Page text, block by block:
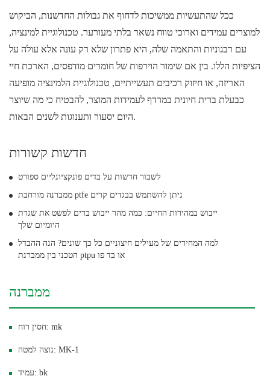
ככל שהתעשיות ממשיכות לדחוף את גבולות החדשנות, הביקוש
למוצרים עמידים וארוכי טווח נשאר בלתי מעורער. טכנולוגיית למינציה,
עם רבגוניות והתאמה שלה, היא פתרון שלא רק עונה אלא עולה על
הציפיות הללו. בין אם שימור הוירפות של חומרים מודפסים, הארכת חיי
האריזה, או חיזוק רכיבים תעשייתיים, טכנולוגיית הלמינציה מופיעה
כבעלת ברית חיונית במרדף לעמידות המוצר, להבטיח כי מה שיוצר
היום יסעור ותענוגות לשנים הבאות.
חדשות קשורות
לשבור חדשות על בדים פונקציונליים ספורט
ממברנה מורחבת ptfe ניתן להשתמש בבגדים קרים
ייבוש במהירות החיים: כמה מהר ייבוש בדים לפשט את שגרת
היומיום שלך
למה המחירים של מעילים חיצוניים כל כך שונים? הנה ההבדל
הטכני בין ממברנת ptpu או בד פו
ממברנה
חסין רוח: mk
נוצה למטה: MK-1
עמיד: bk